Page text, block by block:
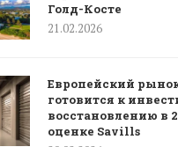
Голд-Косте
21.02.2026
Европейский
готовится к
восстановлению в
оценке Savills